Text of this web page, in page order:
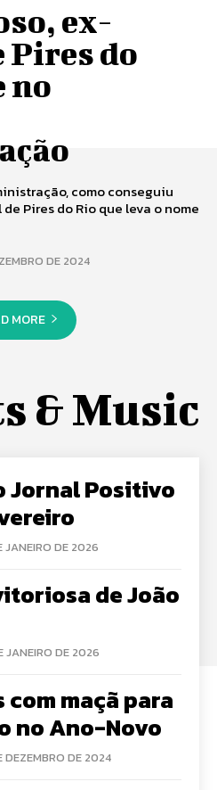
ex-
Pires do
no
como conseguiu
Pires do Rio que leva o nome
DE 2024
MORE
& Music
Jornal Positivo
JANEIRO DE 2026
de João
JANEIRO DE 2026
com maçã para
no Ano-Novo
DEZEMBRO DE 2024